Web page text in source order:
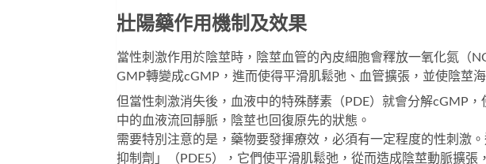
壯陽藥作用機制及效果
當性刺激作用於陰莖時，陰莖血管的內皮細胞會釋放一氧化氮（
GMP轉變成cGMP，進而使得平滑肌鬆弛、血管擴張，並使陰莖
但當性刺激消失後，血液中的特殊酵素（PDE）就會分解cGMP
中的血液流回靜脈，陰莖也回復原先的狀態。
需要特別注意的是，藥物要發揮療效，必須有一定程度的性刺激
抑制劑」（PDE5），它們使平滑肌鬆弛，從而造成陰莖動脈擴張